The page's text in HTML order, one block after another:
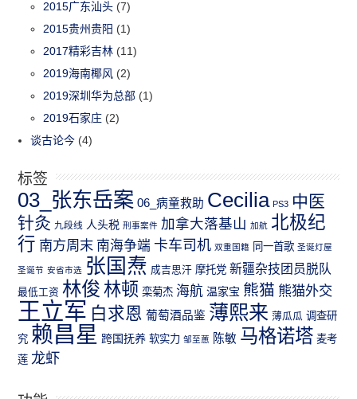
2015广东汕头 (7)
2015贵州贵阳 (1)
2017精彩吉林 (11)
2019海南椰风 (2)
2019深圳华为总部 (1)
2019石家庄 (2)
谈古论今 (4)
标签
03_张东岳案 06_病童救助 Cecilia PS3 中医
针灸 九段线 人头税 刑事案件 加拿大落基山 加航 北极纪
行 南方周末 南海争端 卡车司机 双重国籍 同一首歌 圣诞灯屋
圣诞节 安省市选 张国焘 成吉思汗 摩托党 新疆杂技团员脱队
最低工资 林俊 林顿 栾菊杰 海航 温家宝 熊猫 熊猫外交
王立军 白求恩 葡萄酒品鉴 薄熙来 薄瓜瓜 调查研
究 赖昌星 跨国抚养 软实力 邹至蕙 陈敏 马格诺塔 麦考
莲 龙虾